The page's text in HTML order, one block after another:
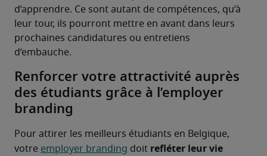
d’apprendre. Ce sont autant de compétences, qu’à
leur tour, ils pourront mettre en avant dans leurs
prochaines candidatures ou entretiens
d’embauche.
Renforcer votre attractivité auprès
des étudiants grâce à l’employer
branding
Pour attirer les meilleurs étudiants en Belgique,
votre employer branding doit refléter leur vie